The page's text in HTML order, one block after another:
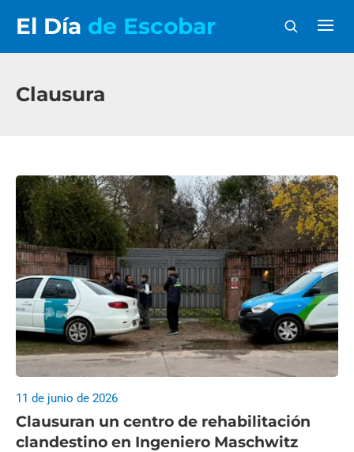
El Día de Escobar
Clausura
Clausuran un centro de rehabilitación
clandestino en Ingeniero Maschwitz
11 de junio de 2026